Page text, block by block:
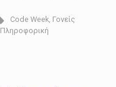
Code Week, Γονείς
Πληροφορική